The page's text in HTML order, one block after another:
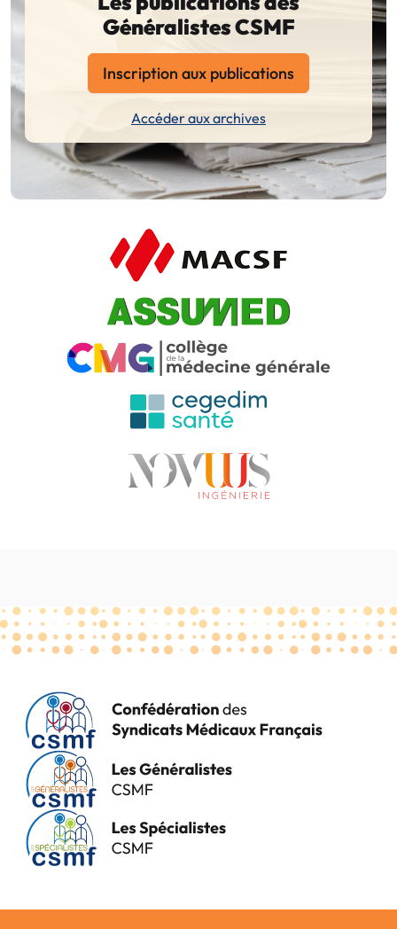
Généralistes CSMF
Inscription aux publications
Accéder aux archives